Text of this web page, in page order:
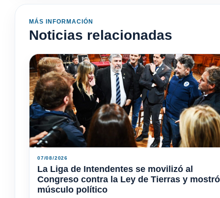
MÁS INFORMACIÓN
Noticias relacionadas
07/08/2026
La Liga de Intendentes se movilizó al
Congreso contra la Ley de Tierras y mostró
músculo político